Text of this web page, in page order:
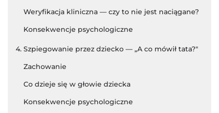
Weryfikacja kliniczna — czy to nie jest naciągane?
Konsekwencje psychologiczne
4. Szpiegowanie przez dziecko — „A co mówił tata?"
Zachowanie
Co dzieje się w głowie dziecka
Konsekwencje psychologiczne